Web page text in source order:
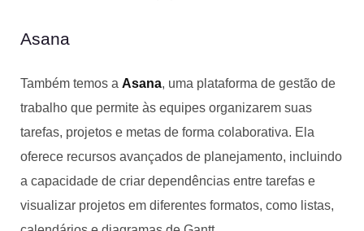
Asana
Também temos a Asana, uma plataforma de gestão de
trabalho que permite às equipes organizarem suas
tarefas, projetos e metas de forma colaborativa. Ela
oferece recursos avançados de planejamento, incluindo
a capacidade de criar dependências entre tarefas e
visualizar projetos em diferentes formatos, como listas,